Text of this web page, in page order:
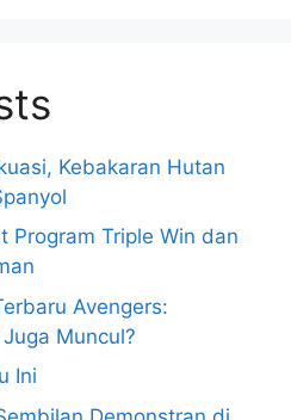
Kebakaran Hutan
Program Triple Win dan
Avengers:
Muncul?
Ini